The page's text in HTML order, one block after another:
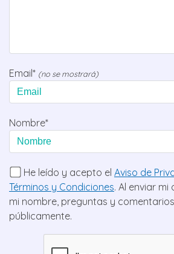
Email* (no se mostrará)
Nombre*
He leído y acepto el Aviso de
Términos y Condiciones. Al enviar
mi nombre, preguntas y
públicamente.